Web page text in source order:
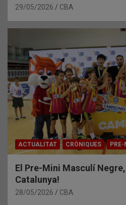
29/05/2026 CBA
ACTUALITAT CRÒNIQUES
El Pre-Mini Masculí
Catalunya!
28/05/2026 CBA